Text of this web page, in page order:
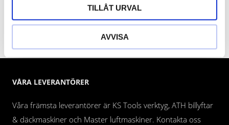
TILLÅT URVAL
AVVISA
PRENUMERERA
Dina personuppgifter behandlas i enlighet med vårintegritetspolicy.
VÅRA LEVERANTÖRER
Våra främsta leverantörer är KS Tools verktyg, ATH billyftar
& däckmaskiner och Master luftmaskiner. Kontakta oss